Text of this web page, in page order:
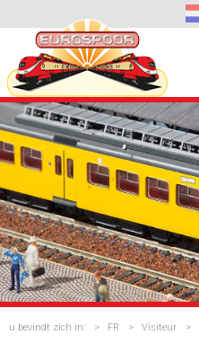
u bevindt zich in: > FR > Visiteur >